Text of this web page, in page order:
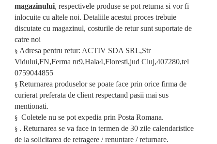
magazinului, respectivele produse se pot returna si vor fi
inlocuite cu altele noi. Detaliile acestui proces trebuie
discutate cu magazinul, costurile de retur sunt suportate de
catre noi
§ Adresa pentru retur: ACTIV SDA SRL,Str
Vidului,FN,Ferma nr9,Hala4,Floresti,jud Cluj,407280,tel
0759044855
§ Returnarea produselor se poate face prin orice firma de
curierat preferata de client respectand pasii mai sus
mentionati.
§ Coletele nu se pot expedia prin Posta Romana.
§ . Returnarea se va face in termen de 30 zile calendaristice
de la solicitarea de retragere / renuntare / returnare.